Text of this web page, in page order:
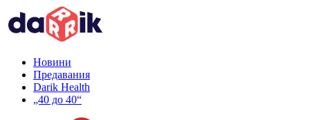
Новини
Предавания
Darik Health
„40 до 40“